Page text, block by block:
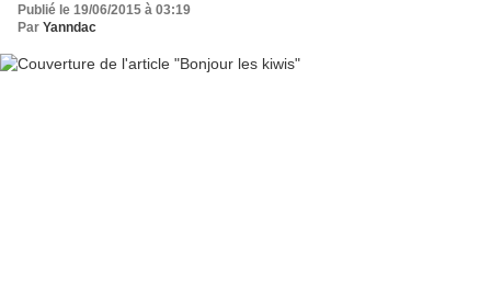
Publié le 19/06/2015 à 03:19
Par Yanndac